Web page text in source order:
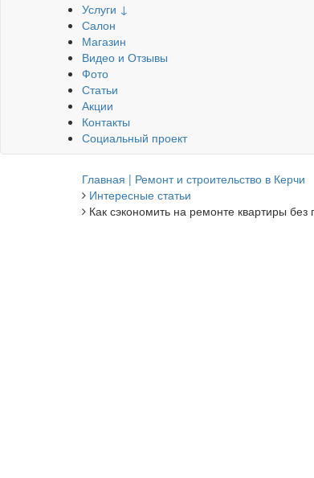
Услуги ↓
Салон
Магазин
Видео и Отзывы
Фото
Статьи
Акции
Контакты
Социальный проект
Главная | Ремонт и строительство в Керчи
Интересные статьи
Как сэкономить на ремонте квартиры без